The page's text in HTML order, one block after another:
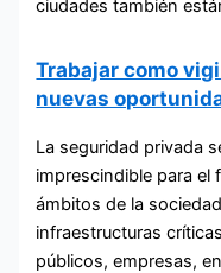
ciudades también
Trabajar como
nuevas
La seguridad privada
imprescindible para el
ámbitos de la
infraestructuras
públicos, empresas,